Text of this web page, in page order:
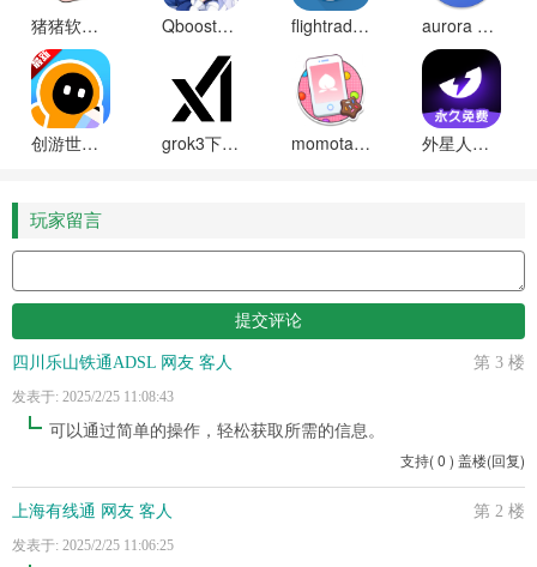
猪猪软件库2025最新版本 Qboost骁龙加速器最新版下载 flightradar24中文破解版 aurora store中文版下载
创游世界(创游编辑器)下载安装手机正版 grok3下载免费安装安卓版(xai) momotalk官方免费下载最新版本 外星人加速器手机版下载
玩家留言
第 3 楼
四川乐山铁通ADSL 网友 客人
发表于: 2025/2/25 11:08:43
可以通过简单的操作，轻松获取所需的信息。
支持(0 ) 盖楼(回复)
第 2 楼
上海有线通 网友 客人
发表于: 2025/2/25 11:06:25